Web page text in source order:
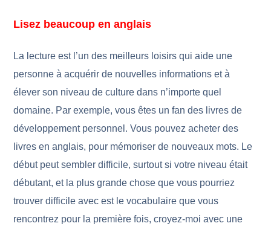
Lisez beaucoup en anglais
La lecture est l’un des meilleurs loisirs qui aide une
personne à acquérir de nouvelles informations et à
élever son niveau de culture dans n’importe quel
domaine. Par exemple, vous êtes un fan des livres de
développement personnel. Vous pouvez acheter des
livres en anglais, pour mémoriser de nouveaux mots. Le
début peut sembler difficile, surtout si votre niveau était
débutant, et la plus grande chose que vous pourriez
trouver difficile avec est le vocabulaire que vous
rencontrez pour la première fois, croyez-moi avec une